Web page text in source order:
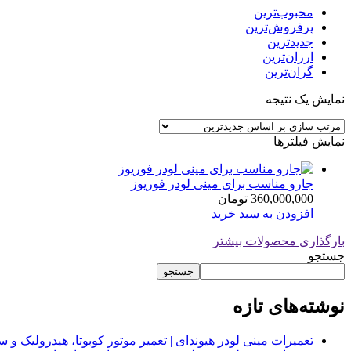
محبوب‌ترین
پرفروش‌ترین
جدیدترین
ارزان‌ترین
گران‌ترین
نمایش یک نتیجه
نمایش فیلترها
جارو مناسب برای مینی لودر فوریوز
360,000,000 تومان
افزودن به سبد خرید
بارگذاری محصولات بیشتر
جستجو
جستجو
نوشته‌های تازه
تعمیرات مینی لودر هیوندای | تعمیر موتور کوبوتا،